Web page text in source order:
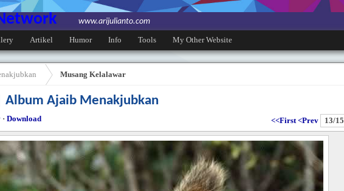
www.arijulianto.com
Artikel Humor Info Tools My Other Website
Musang Kelalawar
Album Ajaib Menakjubkan
· Download <<First <Prev 13/15